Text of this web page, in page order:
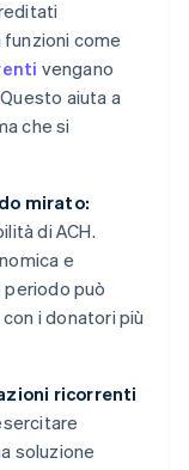
come
vengano
aiuta a
che si
mirato:
di ACH.
e
può
i donatori più
ricorrenti
soluzione